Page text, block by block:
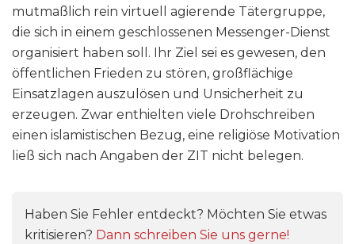
mutmaßlich rein virtuell agierende Tätergruppe,
die sich in einem geschlossenen Messenger-Dienst
organisiert haben soll. Ihr Ziel sei es gewesen, den
öffentlichen Frieden zu stören, großflächige
Einsatzlagen auszulösen und Unsicherheit zu
erzeugen. Zwar enthielten viele Drohschreiben
einen islamistischen Bezug, eine religiöse Motivation
ließ sich nach Angaben der ZIT nicht belegen.
Haben Sie Fehler entdeckt? Möchten Sie etwas
kritisieren? Dann schreiben Sie uns gerne!